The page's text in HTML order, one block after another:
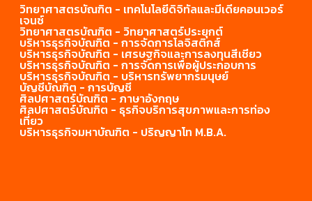
วิทยาศาสตรบัณฑิต - เทคโนโลยีดิจิทัลและมีเดียคอนเวอร์
เจนซ์
วิทยาศาสตรบัณฑิต - วิทยาศาสตร์ประยุกต์
บริหารธุรกิจบัณฑิต - การจัดการโลจิสติกส์
บริหารธุรกิจบัณฑิต - เศรษฐกิจและการลงทุนสีเชียว
บริหารธุรกิจบัณฑิต - การจัดการเพื่อผู้ประกอบการ
บริหารธุรกิจบัณฑิต - บริหารทรัพยากรมนุษย์
บัญชีบัณฑิต - การบัญชี
ศิลปศาสตร์บัณฑิต - ภาษาอังกฤษ
ศิลปศาสตร์บัณฑิต - ธุรกิจบริการสุขภาพและการท่อง
เที่ยว
บริหารธุรกิจมหาบัณฑิต - ปริญญาโท M.B.A.